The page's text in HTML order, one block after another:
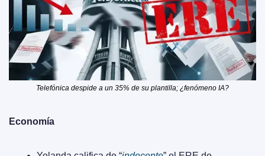
Telefónica despide a un 35% de su plantilla; ¿fenómeno IA?
Economía